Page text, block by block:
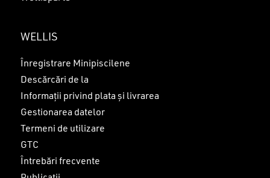
WELLIS
Înregistrare Minipiscilene
Descărcări de la
Informații privind plata și livrarea
Gestionarea datelor
Termeni de utilizare
GTC
Întrebări frecvente